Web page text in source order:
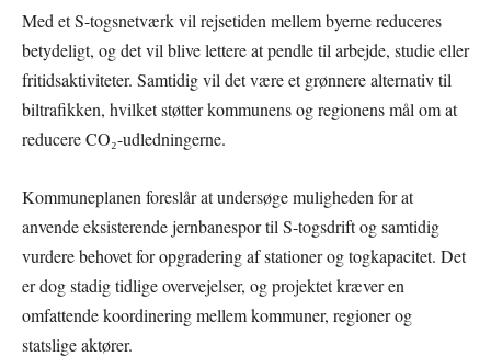
Med et S-togsnetværk vil rejsetiden mellem byerne reduceres
betydeligt, og det vil blive lettere at pendle til arbejde, studie eller
fritidsaktiviteter. Samtidig vil det være et grønnere alternativ til
biltrafikken, hvilket støtter kommunens og regionens mål om at
reducere CO₂-udledningerne.
Kommuneplanen foreslår at undersøge muligheden for at
anvende eksisterende jernbanespor til S-togsdrift og samtidig
vurdere behovet for opgradering af stationer og togkapacitet. Det
er dog stadig tidlige overvejelser, og projektet kræver en
omfattende koordinering mellem kommuner, regioner og
statslige aktører.